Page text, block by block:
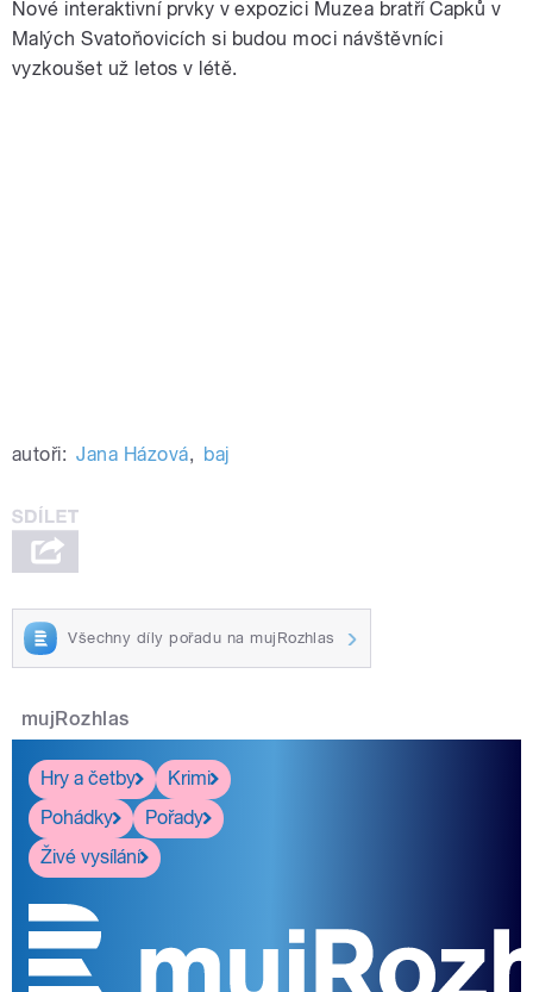
Nové interaktivní prvky v expozici Muzea bratří Čapků v
Malých Svatoňovicích si budou moci návštěvníci
vyzkoušet už letos v létě.
autoři: Jana Házová, baj
Všechny díly pořadu na mujRozhlas
mujRozhlas
Hry a četby
Krimi
Pohádky
Pořady
Živé vysílání